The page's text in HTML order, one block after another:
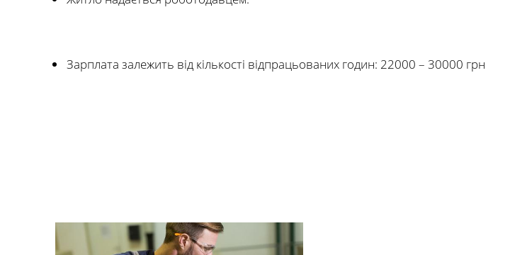
Зарплата залежить від кількості відпрацьованих годин: 22000 – 30000 грн